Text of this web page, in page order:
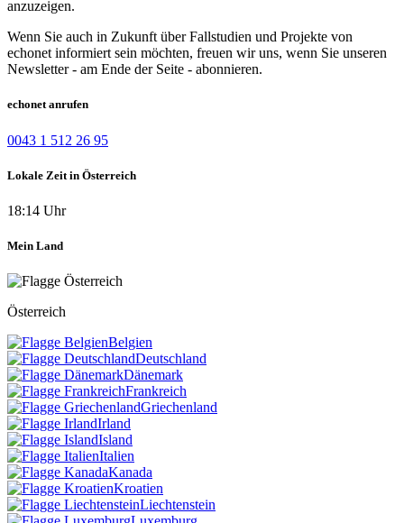
anzuzeigen.
Wenn Sie auch in Zukunft über Fallstudien und Projekte von
echonet informiert sein möchten, freuen wir uns, wenn Sie unseren
Newsletter - am Ende der Seite - abonnieren.
echonet anrufen
0043 1 512 26 95
Lokale Zeit in Österreich
18:14 Uhr
Mein Land
Österreich
Belgien
Deutschland
Dänemark
Frankreich
Griechenland
Irland
Island
Italien
Kanada
Kroatien
Liechtenstein